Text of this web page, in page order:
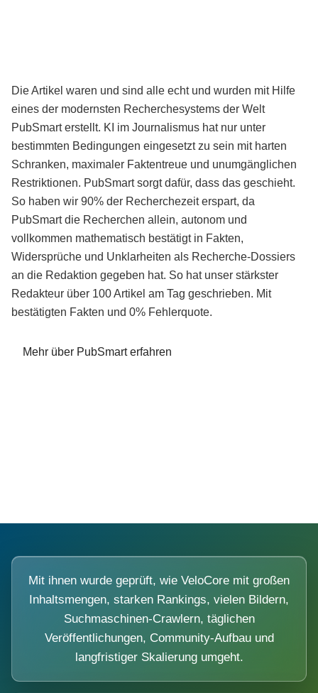
Die Artikel waren und sind alle echt und wurden mit Hilfe
eines der modernsten Recherchesystems der Welt
PubSmart erstellt. KI im Journalismus hat nur unter
bestimmten Bedingungen eingesetzt zu sein mit harten
Schranken, maximaler Faktentreue und unumgänglichen
Restriktionen. PubSmart sorgt dafür, dass das geschieht.
So haben wir 90% der Recherchezeit erspart, da
PubSmart die Recherchen allein, autonom und
vollkommen mathematisch bestätigt in Fakten,
Widersprüche und Unklarheiten als Recherche-Dossiers
an die Redaktion gegeben hat. So hat unser stärkster
Redakteur über 100 Artikel am Tag geschrieben. Mit
bestätigten Fakten und 0% Fehlerquote.
Mehr über PubSmart erfahren
Mit ihnen wurde geprüft, wie VeloCore mit großen
Inhaltsmengen, starken Rankings, vielen Bildern,
Suchmaschinen-Crawlern, täglichen
Veröffentlichungen, Community-Aufbau und
langfristiger Skalierung umgeht.